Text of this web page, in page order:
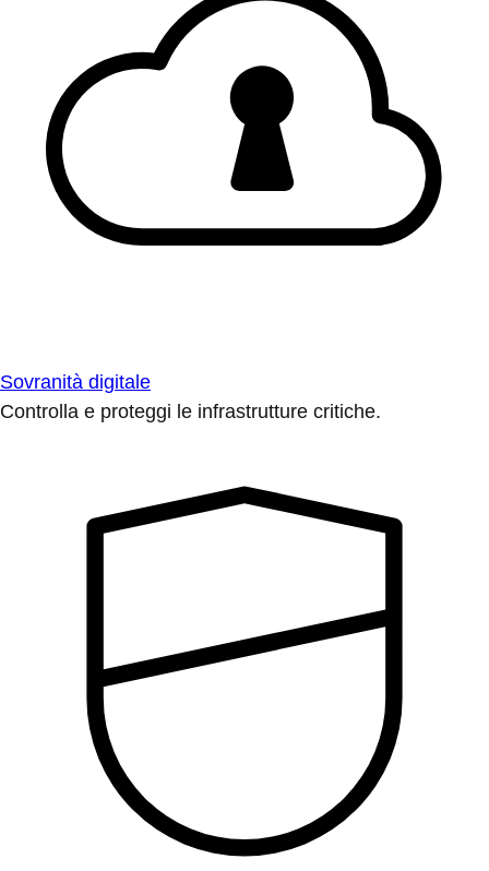
Sovranità digitale
Controlla e proteggi le infrastrutture critiche.